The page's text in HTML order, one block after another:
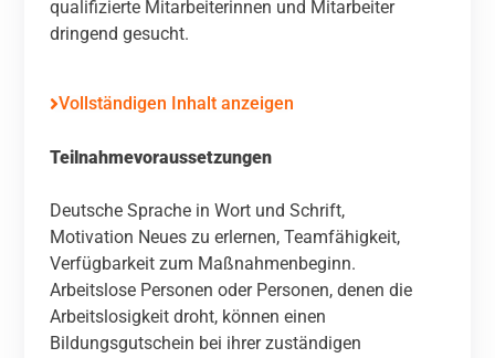
qualifizierte Mitarbeiterinnen und Mitarbeiter
dringend gesucht.
Vollständigen Inhalt anzeigen
Teilnahmevoraussetzungen
Deutsche Sprache in Wort und Schrift,
Motivation Neues zu erlernen, Teamfähigkeit,
Verfügbarkeit zum Maßnahmenbeginn.
Arbeitslose Personen oder Personen, denen die
Arbeitslosigkeit droht, können einen
Bildungsgutschein bei ihrer zuständigen